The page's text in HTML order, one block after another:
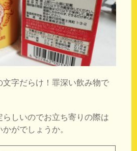
文字だらけ！罪深い飲み物で
しいのでお立ち寄りの際は
がでしょうか。